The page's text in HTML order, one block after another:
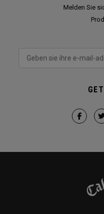
Melden Sie